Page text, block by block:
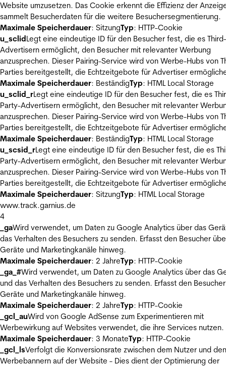
Website umzusetzen. Das Cookie erkennt die Effizienz der
sammelt Besucherdaten für die weitere Besuchersegmentierung.
Maximale Speicherdauer: SitzungTyp: HTTP-Cookie
u_sclidLegt eine eindeutige ID für den Besucher fest, die es
Advertisern ermöglicht, den Besucher mit relevanter Werbung
anzusprechen. Dieser Pairing-Service wird von Werbe-Hubs von
Parties bereitgestellt, die Echtzeitgebote für Advertiser
Maximale Speicherdauer: BeständigTyp: HTML Local Storage
u_sclid_rLegt eine eindeutige ID für den Besucher fest, die es
Party-Advertisern ermöglicht, den Besucher mit relevanter
anzusprechen. Dieser Pairing-Service wird von Werbe-Hubs von
Parties bereitgestellt, die Echtzeitgebote für Advertiser
Maximale Speicherdauer: BeständigTyp: HTML Local Storage
u_scsid_rLegt eine eindeutige ID für den Besucher fest, die es
Party-Advertisern ermöglicht, den Besucher mit relevanter
anzusprechen. Dieser Pairing-Service wird von Werbe-Hubs von
Parties bereitgestellt, die Echtzeitgebote für Advertiser
Maximale Speicherdauer: SitzungTyp: HTML Local Storage
www.track.garnius.de
4
_gaWird verwendet, um Daten zu Google Analytics über das
das Verhalten des Besuchers zu senden. Erfasst den Besucher
Geräte und Marketingkanäle hinweg.
Maximale Speicherdauer: 2 JahreTyp: HTTP-Cookie
_ga_#Wird verwendet, um Daten zu Google Analytics über das
und das Verhalten des Besuchers zu senden. Erfasst den
Geräte und Marketingkanäle hinweg.
Maximale Speicherdauer: 2 JahreTyp: HTTP-Cookie
_gcl_auWird von Google AdSense zum Experimentieren mit
Werbewirkung auf Websites verwendet, die ihre Services nutzen.
Maximale Speicherdauer: 3 MonateTyp: HTTP-Cookie
_gcl_lsVerfolgt die Konversionsrate zwischen dem Nutzer und den
Werbebannern auf der Website - Dies dient der Optimierung der